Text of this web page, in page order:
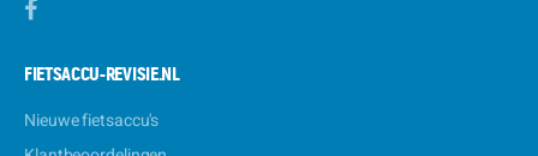
FIETSACCU-REVISIE.NL
Nieuwe fietsaccu's